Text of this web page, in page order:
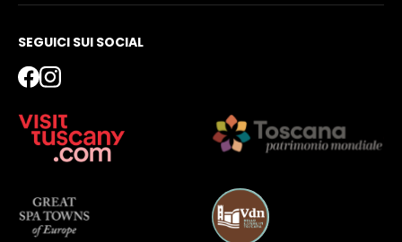
SEGUICI SUI SOCIAL